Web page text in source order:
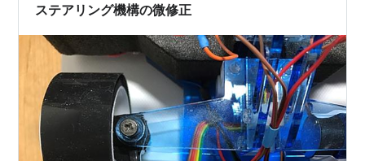
ステアリング機構の微修正